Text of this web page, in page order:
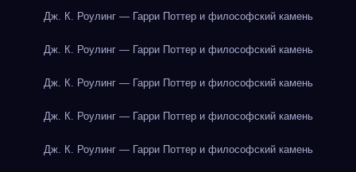
Дж. К. Роулинг — Гарри Поттер и философский камень
Дж. К. Роулинг — Гарри Поттер и философский камень
Дж. К. Роулинг — Гарри Поттер и философский камень
Дж. К. Роулинг — Гарри Поттер и философский камень
Дж. К. Роулинг — Гарри Поттер и философский камень